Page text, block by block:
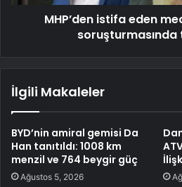
MHP’den istifa eden
soruşturmasında
İlgili Makaleler
BYD’nin amiral gemisi Da
Han tanıtıldı: 1008 km
menzil ve 764 beygir güç
Ağustos 5, 2026